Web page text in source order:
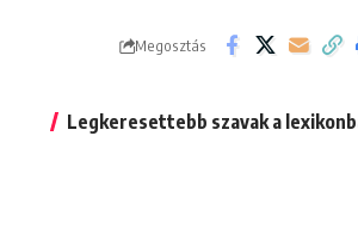
Megosztás
Legkeresettebb szavak a